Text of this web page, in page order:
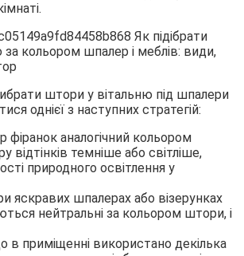
штори у вітальню під шпалери
однієї з наступних стратегій:
фіранок аналогічний кольором
відтінків темніше або світліше,
природного освітлення у
яскравих шпалерах або візерунках
нейтральні за кольором штори, і
в приміщенні використано декілька